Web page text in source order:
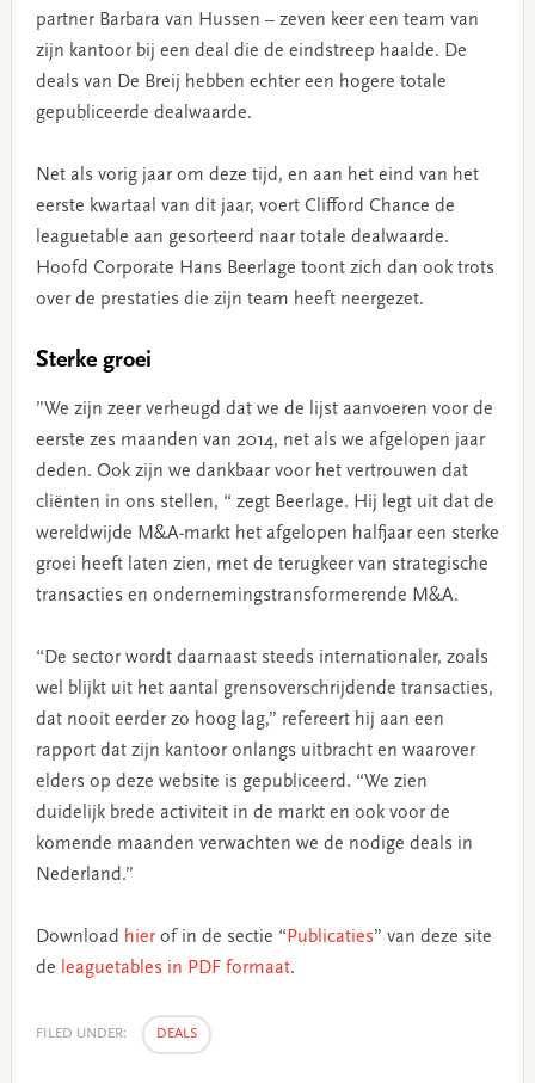
partner Barbara van Hussen – zeven keer een team van
zijn kantoor bij een deal die de eindstreep haalde. De
deals van De Breij hebben echter een hogere totale
gepubliceerde dealwaarde.
Net als vorig jaar om deze tijd, en aan het eind van het
eerste kwartaal van dit jaar, voert Clifford Chance de
leaguetable aan gesorteerd naar totale dealwaarde.
Hoofd Corporate Hans Beerlage toont zich dan ook trots
over de prestaties die zijn team heeft neergezet.
Sterke groei
”We zijn zeer verheugd dat we de lijst aanvoeren voor de
eerste zes maanden van 2014, net als we afgelopen jaar
deden. Ook zijn we dankbaar voor het vertrouwen dat
cliënten in ons stellen, “ zegt Beerlage. Hij legt uit dat de
wereldwijde M&A-markt het afgelopen halfjaar een sterke
groei heeft laten zien, met de terugkeer van strategische
transacties en ondernemingstransformerende M&A.
“De sector wordt daarnaast steeds internationaler, zoals
wel blijkt uit het aantal grensoverschrijdende transacties,
dat nooit eerder zo hoog lag,” refereert hij aan een
rapport dat zijn kantoor onlangs uitbracht en waarover
elders op deze website is gepubliceerd. “We zien
duidelijk brede activiteit in de markt en ook voor de
komende maanden verwachten we de nodige deals in
Nederland.”
Download hierof in de sectie “ Publicaties” van deze site
de leaguetables in PDF formaat.
FILED UNDER: DEALS